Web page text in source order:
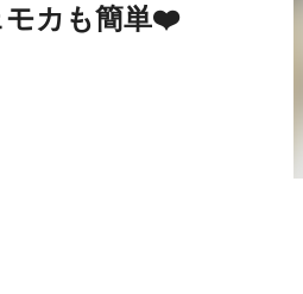
モカも簡単❤️